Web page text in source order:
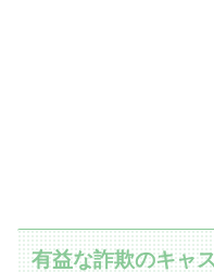
有益な詐欺のキャ